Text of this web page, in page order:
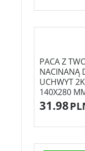
PACA Z
NACINANĄ
UCHWYT
140X280
31.98